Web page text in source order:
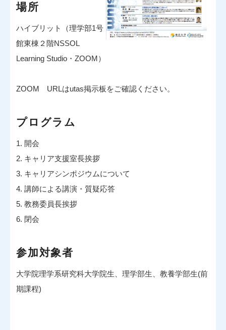
場所
ハイブリット（理学部1号
館東棟２階NSSOL
Learning Studio・ZOOM）
ZOOM URLはutas掲示板をご確認ください。
プログラム
1. 開会
2. キャリア支援室長挨拶
3. キャリアシンポジウムについて
4. 講師による講演・質疑応答
5. 教務委員長挨拶
6. 閉会
参加対象者
大学院理学系研究科大学院生、理学部生、教養学部生(前
期課程)